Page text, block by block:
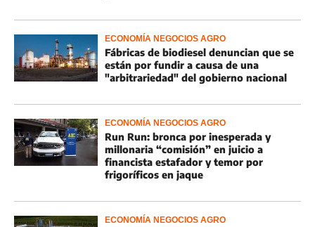
ECONOMÍA NEGOCIOS AGRO
Fábricas de biodiesel denuncian que se
están por fundir a causa de una
"arbitrariedad" del gobierno nacional
ECONOMÍA NEGOCIOS AGRO
Run Run: bronca por inesperada y
millonaria “comisión” en juicio a
financista estafador y temor por
frigoríficos en jaque
ECONOMÍA NEGOCIOS AGRO